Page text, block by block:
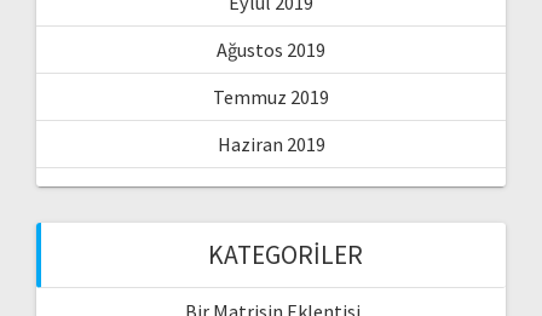
Ağustos 2019
Temmuz 2019
Haziran 2019
KATEGORILER
Bir Matrisin Eklentisi